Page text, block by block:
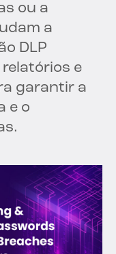
ou a
a
DLP
e
garantir a
e o